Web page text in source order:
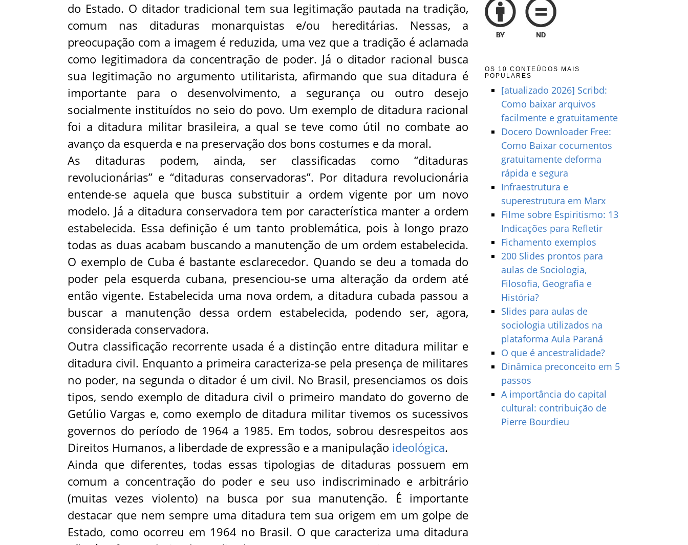
do Estado. O ditador tradicional tem sua legitimação pautada na tradição,
comum nas ditaduras monarquistas e/ou hereditárias. Nessas, a
preocupação com a imagem é reduzida, uma vez que a tradição é aclamada
como legitimadora da concentração de poder. Já o ditador racional busca
sua legitimação no argumento utilitarista, afirmando que sua ditadura é
importante para o desenvolvimento, a segurança ou outro desejo
socialmente instituídos no seio do povo. Um exemplo de ditadura racional
foi a ditadura militar brasileira, a qual se teve como útil no combate ao
avanço da esquerda e na preservação dos bons costumes e da moral.
As ditaduras podem, ainda, ser classificadas como “ditaduras
revolucionárias” e “ditaduras conservadoras”. Por ditadura revolucionária
entende-se aquela que busca substituir a ordem vigente por um novo
modelo. Já a ditadura conservadora tem por característica manter a ordem
estabelecida. Essa definição é um tanto problemática, pois à longo prazo
todas as duas acabam buscando a manutenção de um ordem estabelecida.
O exemplo de Cuba é bastante esclarecedor. Quando se deu a tomada do
poder pela esquerda cubana, presenciou-se uma alteração da ordem até
então vigente. Estabelecida uma nova ordem, a ditadura cubada passou a
buscar a manutenção dessa ordem estabelecida, podendo ser, agora,
considerada conservadora.
Outra classificação recorrente usada é a distinção entre ditadura militar e
ditadura civil. Enquanto a primeira caracteriza-se pela presença de militares
no poder, na segunda o ditador é um civil. No Brasil, presenciamos os dois
tipos, sendo exemplo de ditadura civil o primeiro mandato do governo de
Getúlio Vargas e, como exemplo de ditadura militar tivemos os sucessivos
governos do período de 1964 a 1985. Em todos, sobrou desrespeitos aos
Direitos Humanos, a liberdade de expressão e a manipulação ideológica.
Ainda que diferentes, todas essas tipologias de ditaduras possuem em
comum a concentração do poder e seu uso indiscriminado e arbitrário
(muitas vezes violento) na busca por sua manutenção. É importante
destacar que nem sempre uma ditadura tem sua origem em um golpe de
Estado, como ocorreu em 1964 no Brasil. O que caracteriza uma ditadura
OS 10 CONTEÚDOS MAIS
POPULARES
[atualizado 2026] Scribd:
Como baixar arquivos
facilmente e gratuitamente
Docero Downloader Free:
Como Baixar cocumentos
gratuitamente deforma
rápida e segura
Infraestrutura e
superestrutura em Marx
Filme sobre Espiritismo: 13
Indicações para Refletir
Fichamento exemplos
200 Slides prontos para
aulas de Sociologia,
Filosofia, Geografia e
História?
Slides para aulas de
sociologia utilizados na
plataforma Aula Paraná
O que é ancestralidade?
Dinâmica preconceito em 5
passos
A importância do capital
cultural: contribuição de
Pierre Bourdieu